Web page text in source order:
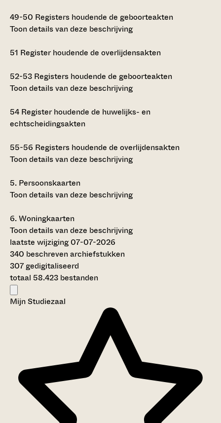
49-50 Registers houdende de geboorteakten
Toon details van deze beschrijving
51 Register houdende de overlijdensakten
52-53 Registers houdende de geboorteakten
Toon details van deze beschrijving
54 Register houdende de huwelijks- en
echtscheidingsakten
55-56 Registers houdende de overlijdensakten
Toon details van deze beschrijving
5. Persoonskaarten
Toon details van deze beschrijving
6.Woningkaarten
Toon details van deze beschrijving
laatste wijziging 07-07-2026
340 beschreven archiefstukken
307 gedigitaliseerd
totaal 58.423 bestanden
Mijn Studiezaal